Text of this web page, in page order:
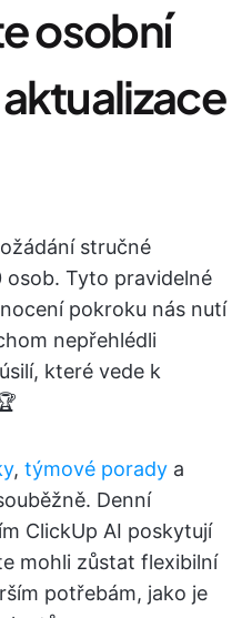
osobní
stručné
osob. Tyto pravidelné
pokroku nás nutí
nepřehlédli
které vede k
, týmové porady a
Denní
ClickUp AI poskytují
mohli zůstat flexibilní
potřebám, jako je